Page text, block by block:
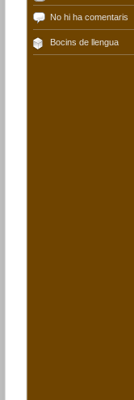
No hi ha comentaris
Bocins de llengua